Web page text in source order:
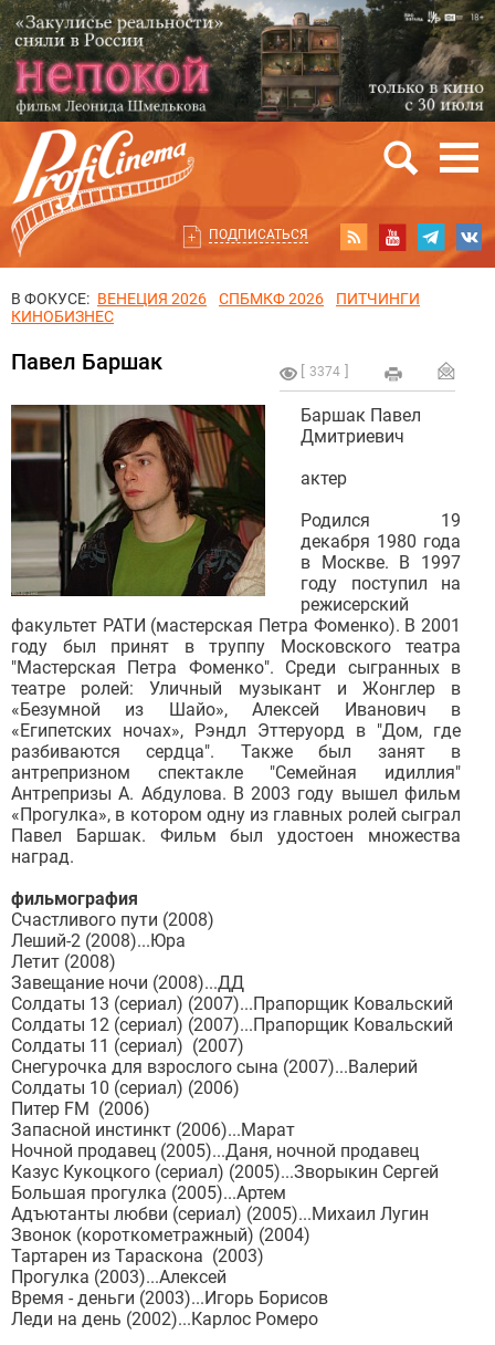
ПОДПИСАТЬСЯ
В ФОКУСЕ: ВЕНЕЦИЯ 2026 СПБМКФ 2026
ПИТЧИНГИ
КИНОБИЗНЕС
3374
Павел Баршак
Баршак Павел
Дмитриевич
актер
Родился 19
декабря 1980 годa
в Москве. В 1997
году поступил на
режисерский
факультет РАТИ (мастерская Петра Фоменко). В 2001
году был принят в труппу Московского театра
"Мастерская Петра Фоменко". Среди сыгранных в
театре ролей: Уличный музыкант и Жонглер в
«Безумной из Шайо», Алексей Иванович в
«Египетских ночах», Рэндл Эттеруорд в "Дом, где
разбиваются сердца". Также был занят в
антрепризном спектакле "Семейная идиллия"
Антрепризы А. Абдулова. В 2003 году вышел фильм
«Прогулка», в котором одну из главных ролей сыграл
Павел Баршак. Фильм был удостоен множества
наград.
фильмография
Счастливого пути (2008)
Леший-2 (2008)...Юра
Летит (2008)
Завещание ночи (2008)...ДД
Солдаты 13 (сериал) (2007)...Прапорщик Ковальский
Солдаты 12 (сериал) (2007)...Прапорщик Ковальский
Солдаты 11 (сериал) (2007)
Снегурочка для взрослого сына (2007)...Валерий
Солдаты 10 (сериал) (2006)
Питер FM (2006)
Запасной инстинкт (2006)...Марат
Ночной продавец (2005)...Даня, ночной продавец
Казус Кукоцкого (сериал) (2005)...Зворыкин Сергей
Большая прогулка (2005)...Артем
Адъютанты любви (сериал) (2005)...Михаил Лугин
Звонок (короткометражный) (2004)
Тартарен из Тараскона (2003)
Прогулка (2003)...Алексей
Время - деньги (2003)...Игорь Борисов
Леди на день (2002)...Карлос Ромеро